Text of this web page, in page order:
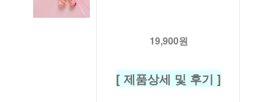
19,900원
[ 제품상세 및 후기 ]